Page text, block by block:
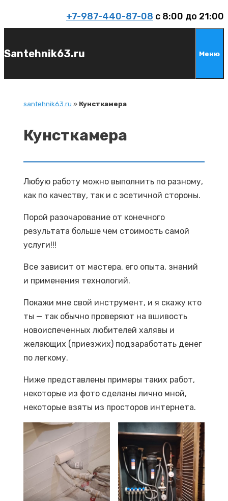
+7-987-440-87-08 c 8:00 до 21:00
Santehnik63.ru Меню
santehnik63.ru » Кунсткамера
Кунсткамера
Любую работу можно выполнить по разному,
как по качеству, так и с эсетичной стороны.
Порой разочарование от конечного
результата больше чем стоимость самой
услуги!!!
Все зависит от мастера. его опыта, знаний
и применения технологий.
Покажи мне свой инструмент, и я скажу кто
ты — так обычно проверяют на вшивость
новоиспеченных любителей халявы и
желающих (приезжих) подзаработать денег
по легкому.
Ниже представлены примеры таких работ,
некоторые из фото сделаны лично мной,
некоторые взяты из просторов интернета.